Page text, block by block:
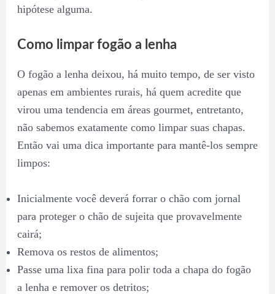
hipótese alguma.
Como limpar fogão a lenha
O fogão a lenha deixou, há muito tempo, de ser visto
apenas em ambientes rurais, há quem acredite que
virou uma tendencia em áreas gourmet, entretanto,
não sabemos exatamente como limpar suas chapas.
Então vai uma dica importante para mantê-los sempre
limpos:
Inicialmente você deverá forrar o chão com jornal
para proteger o chão de sujeita que provavelmente
cairá;
Remova os restos de alimentos;
Passe uma lixa fina para polir toda a chapa do fogão
a lenha e remover os detritos;